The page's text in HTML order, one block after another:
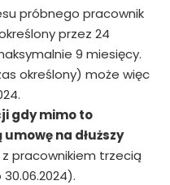
próbnego pracownik
przez 24
9 miesięcy.
określony) może więc
gdy mimo to
na dłuższy
pracownikiem trzecią